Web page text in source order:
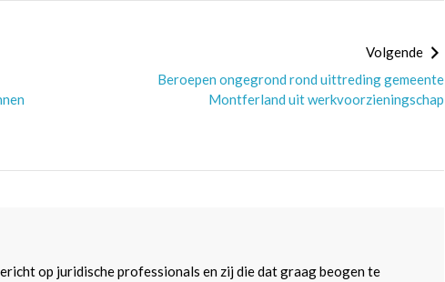
Volgende
Beroepen ongegrond rond uittreding gemeente
Montferland uit werkvoorzieningschap
op juridische professionals en zij die dat graag beogen te